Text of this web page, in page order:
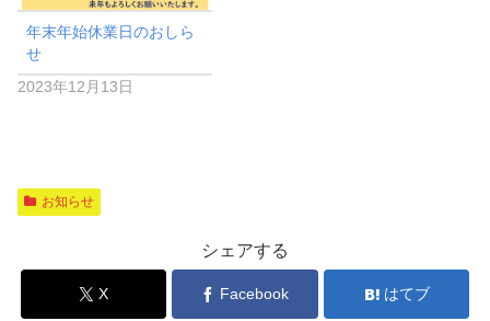
年末年始休業日のおしら
せ
2023年12月13日
お知らせ
シェアする
X Facebook はてブ